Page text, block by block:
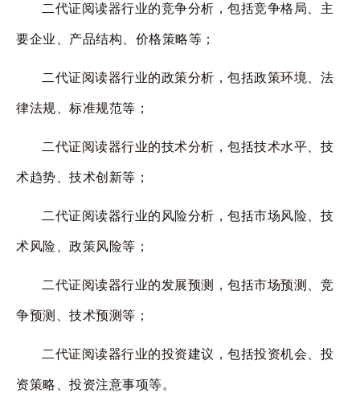
二代证阅读器行业的竞争分析，包括竞争格局、主
要企业、产品结构、价格策略等；
二代证阅读器行业的政策分析，包括政策环境、法
律法规、标准规范等；
二代证阅读器行业的技术分析，包括技术水平、技
术趋势、技术创新等；
二代证阅读器行业的风险分析，包括市场风险、技
术风险、政策风险等；
二代证阅读器行业的发展预测，包括市场预测、竞
争预测、技术预测等；
二代证阅读器行业的投资建议，包括投资机会、投
资策略、投资注意事项等。